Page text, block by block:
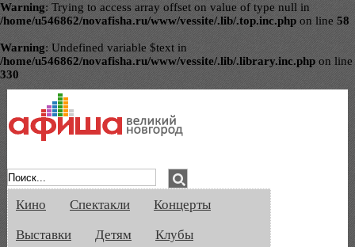
Warning: Trying to access array offset on value of type null in
/home/u546862/novafisha.ru/www/vessite/.lib/.top.inc.php on line 58
Warning: Undefined variable $text in
/home/u546862/novafisha.ru/www/vessite/.lib/.library.inc.php on line
330
Кино Спектакли
Концерты
Выставки
Детям
Клубы